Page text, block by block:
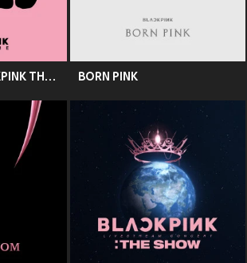
THE GIRLS (BLACKPINK THE GAME OST) BORN PINK